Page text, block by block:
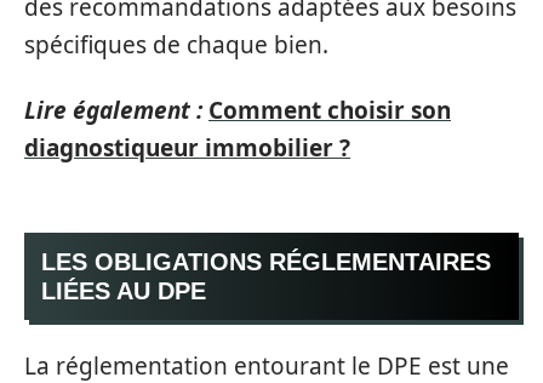
des recommandations adaptées aux besoins
spécifiques de chaque bien.
Lire également : Comment choisir son
diagnostiqueur immobilier ?
LES OBLIGATIONS RÉGLEMENTAIRES
LIÉES AU DPE
La réglementation entourant le DPE est une